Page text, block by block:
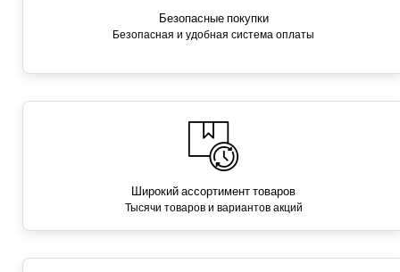
Безопасные покупки
Безопасная и удобная система оплаты
Широкий ассортимент товаров
Тысячи товаров и вариантов акций